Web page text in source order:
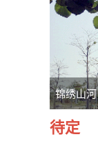
锦绣山河
待定